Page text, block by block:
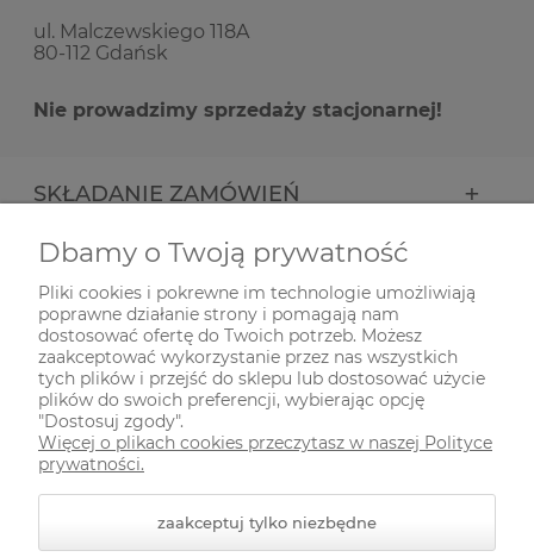
ul. Malczewskiego 118A
80-112 Gdańsk
Nie prowadzimy sprzedaży stacjonarnej!
SKŁADANIE ZAMÓWIEŃ
INFORMACJE
ODWIEDŹ NAS NA
Dbamy o Twoją prywatność
Pliki cookies i pokrewne im technologie umożliwiają
poprawne działanie strony i pomagają nam
dostosować ofertę do Twoich potrzeb. Możesz
zaakceptować wykorzystanie przez nas wszystkich
tych plików i przejść do sklepu lub dostosować użycie
plików do swoich preferencji, wybierając opcję
"Dostosuj zgody".
Więcej o plikach cookies przeczytasz w naszej Polityce
prywatności.
zaakceptuj tylko niezbędne